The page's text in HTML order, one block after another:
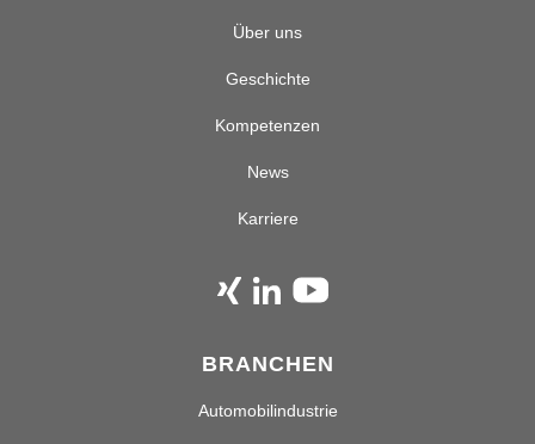
Über uns
Geschichte
Kompetenzen
News
Karriere
BRANCHEN
Automobilindustrie